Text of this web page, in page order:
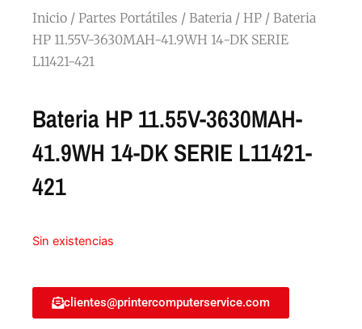
Inicio / Partes Portátiles / Bateria / HP / Bateria
HP 11.55V-3630MAH-41.9WH 14-DK SERIE
L11421-421
Bateria HP 11.55V-3630MAH-
41.9WH 14-DK SERIE L11421-
421
Sin existencias
clientes@printercomputerservice.com